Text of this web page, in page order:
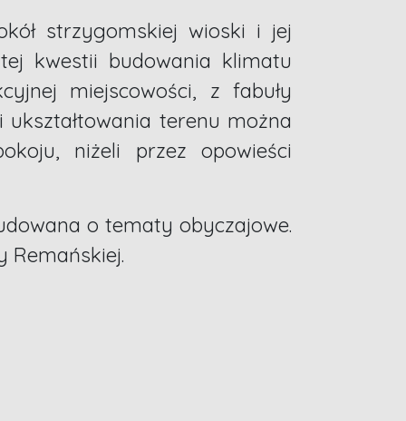
strzygomskiej wioski i jej
kwestii budowania klimatu
miejscowości, z fabuły
terenu można
niżeli przez opowieści
o tematy obyczajowe.
Remańskiej.